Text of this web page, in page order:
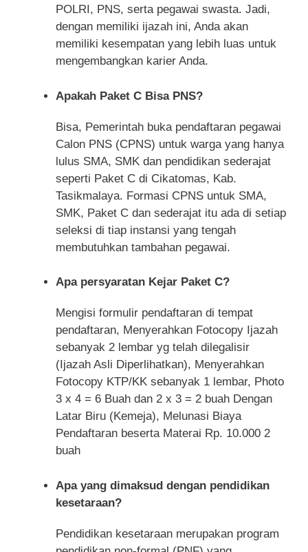
POLRI, PNS, serta pegawai swasta. Jadi,
dengan memiliki ijazah ini, Anda akan
memiliki kesempatan yang lebih luas untuk
mengembangkan karier Anda.
Apakah Paket C Bisa PNS?
Bisa, Pemerintah buka pendaftaran pegawai
Calon PNS (CPNS) untuk warga yang hanya
lulus SMA, SMK dan pendidikan sederajat
seperti Paket C di Cikatomas, Kab.
Tasikmalaya. Formasi CPNS untuk SMA,
SMK, Paket C dan sederajat itu ada di setiap
seleksi di tiap instansi yang tengah
membutuhkan tambahan pegawai.
Apa persyaratan Kejar Paket C?
Mengisi formulir pendaftaran di tempat
pendaftaran, Menyerahkan Fotocopy Ijazah
sebanyak 2 lembar yg telah dilegalisir
(Ijazah Asli Diperlihatkan), Menyerahkan
Fotocopy KTP/KK sebanyak 1 lembar, Photo
3 x 4 = 6 Buah dan 2 x 3 = 2 buah Dengan
Latar Biru (Kemeja), Melunasi Biaya
Pendaftaran beserta Materai Rp. 10.000 2
buah
Apa yang dimaksud dengan pendidikan
kesetaraan?
Pendidikan kesetaraan merupakan program